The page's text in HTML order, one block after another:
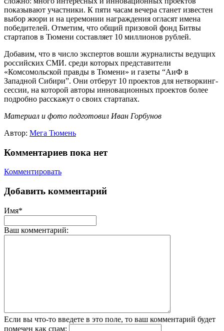
показывают участники. К пяти часам вечера станет известен
выбор жюри и на церемонии награждения огласят имена
победителей. Отметим, что общий призовой фонд Битвы
стартапов в Тюмени составляет 10 миллионов рублей.
Добавим, что в число экспертов вошли журналисты ведущих
российских СМИ. среди которых представители
«Комсомольской правды в Тюмени» и газеты “АиФ в
Западной Сибири”. Они отберут 10 проектов для нетворкинг-
сессии, на которой авторы инновационных проектов более
подробно расскажут о своих стартапах.
Материал и фото подготовил Иван Горбунов
Автор: Мега Тюмень
Комментариев пока нет
Комментировать
Добавить комментарий
Имя*
Ваш комментарий:
Если вы что-то введете в это поле, то ваш комментарий будет
помечен как спам: